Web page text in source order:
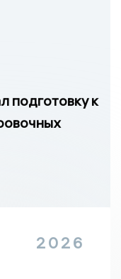
подготовку к
2026